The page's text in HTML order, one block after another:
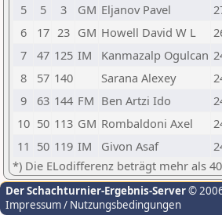
5
5 3 GM Eljanov Pavel
6
17 23 GM Howell David W L
7
47 125 IM Kanmazalp Ogulcan
8
57 140 Sarana Alexey
9
63 144 FM Ben Artzi Ido
10 50 113 GM Rombaldoni Axel
11 50 119 IM Givon Asaf
*) Die ELodifferenz beträgt mehr als
Der Schachturnier-Ergebnis-Server©
Impressum / Nutzungsbedingungen